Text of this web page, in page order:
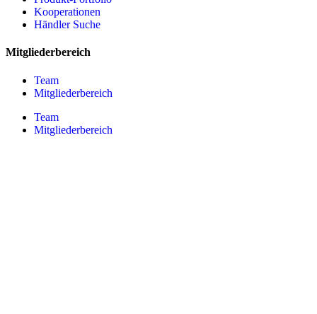
Kooperationen
Händler Suche
Mitgliederbereich
Team
Mitgliederbereich
Team
Mitgliederbereich